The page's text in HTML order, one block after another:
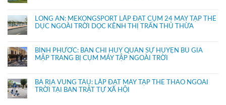
LONG AN: MEKONGSPORT LẮP ĐẶT CỤM 24 MÁY TẬP THỂ
DỤC NGOÀI TRỜI DỌC KÊNH THỊ TRẤN THỦ THỪA
BÌNH PHƯỚC: BAN CHỈ HUY QUÂN SỰ HUYỆN BÙ GIA
MẬP TRANG BỊ CỤM MÁY TẬP NGOÀI TRỜI
BÀ RỊA VŨNG TÀU: LẮP ĐẶT MÁY TẬP THỂ THAO NGOÀI
TRỜI TẠI BAN TRẬT TỰ XÃ HỘI